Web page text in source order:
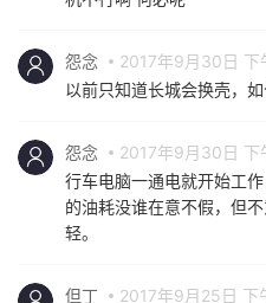
怨念
2017年9月30日 下
以前只知道长城会换壳，
怨念
2017年9月30日 下
行车电脑一通电就开始工
的油耗没谁在意不假，但
轻。
但丁
2017年9月25日 下